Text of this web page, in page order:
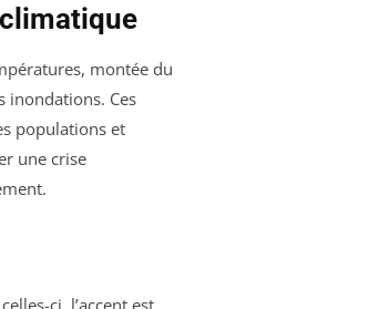
montée du
inondations. Ces
populations et
une crise
ci, l’accent est